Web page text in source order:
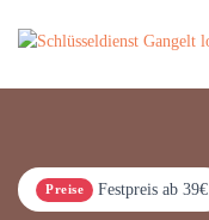
Preise Festpreis ab 39€